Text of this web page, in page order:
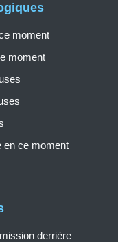
derrière
moment
moment
en ce moment